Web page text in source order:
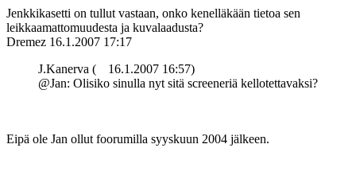
Jenkkikasetti on tullut vastaan, onko kenelläkään tietoa sen
leikkaamattomuudesta ja kuvalaadusta?
Dremez 16.1.2007 17:17
J.Kanerva (
16.1.2007 16:57)
@Jan: Olisiko sinulla nyt sitä screeneriä kellotettavaksi?
Eipä ole Jan ollut foorumilla syyskuun 2004 jälkeen.